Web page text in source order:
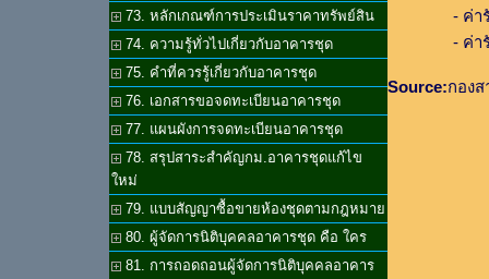
73. หลักเกณฑ์การประเมินราคาทรัพย์สิน
74. ความรู้ทั่วไปเกี่ยวกับอาคารชุด
75. คำที่ควรรู้เกี่ยวกับอาคารชุด
76. เอกสารขอจดทะเบียนอาคารชุด
77. แผนผังการจดทะเบียนอาคารชุด
78. สรุปสาระสำคัญกม.อาคารชุดแก้ไข
ใหม่
79. แบบสัญญาซื้อขายห้องชุดตามกฎหมาย
80. ผู้จัดการนิติบุคคลอาคารชุด คือ ใคร
81. การถอดถอนผู้จัดการนิติบุคคลอาคาร
- ค่ารับรอ
- ค่ารับรอ
Source:กอง